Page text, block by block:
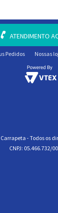
ATENDIMENTO
Pedidos Nossas
Carrapeta - Todos os
CNPJ: 05.466.732/